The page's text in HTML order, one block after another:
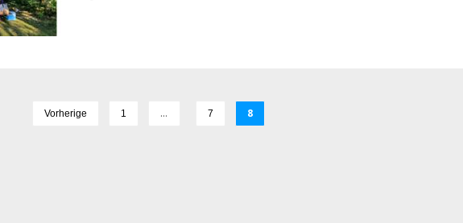
Vorherige 1 … 7 8